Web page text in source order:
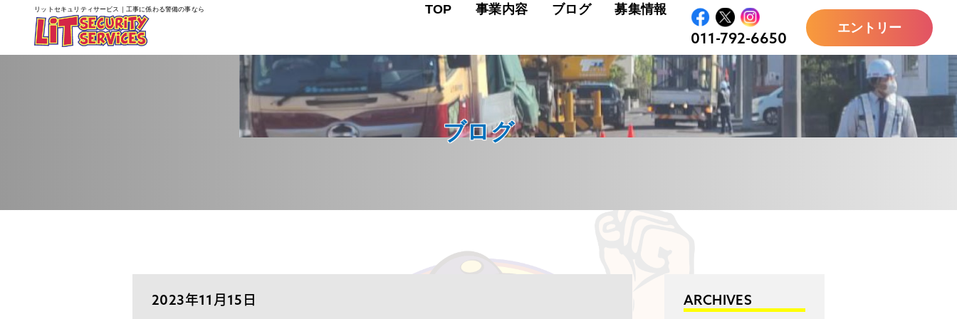
011-792-6650
エントリー
TOP 事業内容 ブログ 募集情報
リットセキュリティサービス｜工事に係わる警備の事なら
ブログ
2023年11月15日
ARCHIVES